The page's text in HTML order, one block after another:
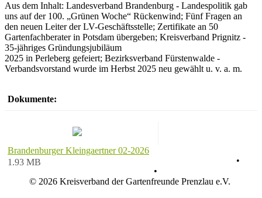
Aus dem Inhalt: Landesverband Brandenburg - Landespolitik gab
uns auf der 100. „Grünen Woche“ Rückenwind; Fünf Fragen an
den neuen Leiter der LV-Geschäftsstelle; Zertifikate an 50
Gartenfachberater in Potsdam übergeben; Kreisverband Prignitz -
35-jähriges Gründungsjubiläum
2025 in Perleberg gefeiert; Bezirksverband Fürstenwalde -
Verbandsvorstand wurde im Herbst 2025 neu gewählt u. v. a. m.
Dokumente:
Brandenburger Kleingaertner 02-2026
1.93 MB
•
•
© 2026 Kreisverband der Gartenfreunde Prenzlau e.V.